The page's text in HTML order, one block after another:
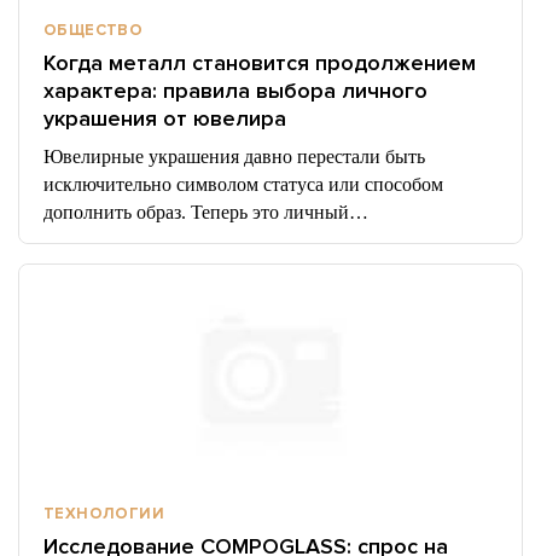
ОБЩЕСТВО
Когда металл становится продолжением
характера: правила выбора личного
украшения от ювелира
Ювелирные украшения давно перестали быть
исключительно символом статуса или способом
дополнить образ. Теперь это личный…
ТЕХНОЛОГИИ
Исследование COMPOGLASS: спрос на